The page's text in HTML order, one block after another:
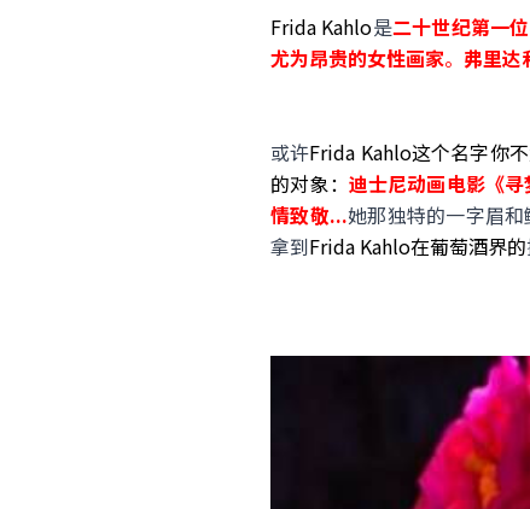
Frida Kahlo是二十世纪第一
尤为昂贵的女性画家。 弗里达
或许Frida Kahlo这个名字你不
的对象： 迪士尼动画电影《
情致敬...她那独特的一字眉
拿到Frida Kahlo在葡萄酒界的